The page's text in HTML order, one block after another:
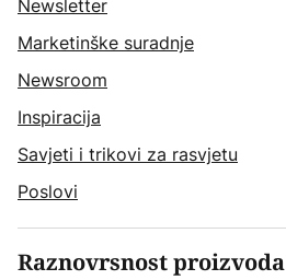
Newsletter
Marketinške suradnje
Newsroom
Inspiracija
Savjeti i trikovi za rasvjetu
Poslovi
Raznovrsnost proizvoda